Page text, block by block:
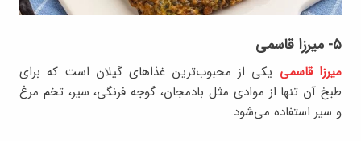
۵- میرزا قاسمی
میرزا قاسمی یکی از محبوب‌ترین غذاهای گیلان است که برای
طبخ آن تنها از موادی مثل بادمجان، گوجه فرنگی، سیر، تخم مرغ
و سیر استفاده می‌شود.